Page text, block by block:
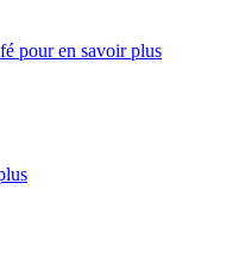
pour en savoir plus